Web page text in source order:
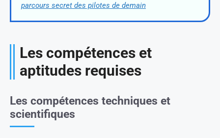
parcours secret des pilotes de demain
Les compétences et
aptitudes requises
Les compétences techniques et
scientifiques